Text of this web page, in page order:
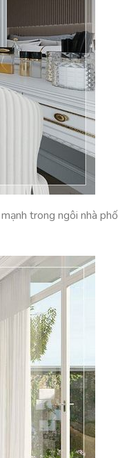
trong ngôi nhà phố